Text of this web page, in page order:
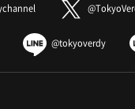
@tokyoverdy